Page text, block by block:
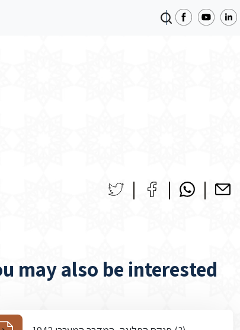
may also be interested